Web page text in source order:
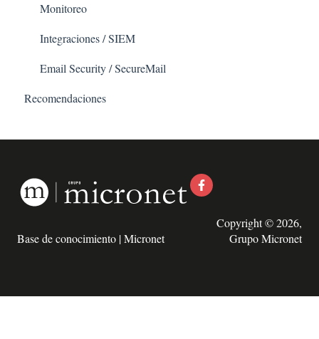
Monitoreo
Integraciones / SIEM
Email Security / SecureMail
Recomendaciones
Base de conocimiento | Micronet
Copyright © 2026,
Grupo Micronet